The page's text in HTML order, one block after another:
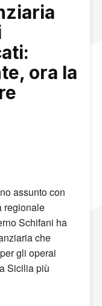
ora la
assunto con
regionale
Schifani ha
che
gli operai
Sicilia più